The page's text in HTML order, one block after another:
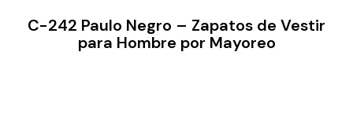
C-242 Paulo Negro – Zapatos de Vestir
para Hombre por Mayoreo